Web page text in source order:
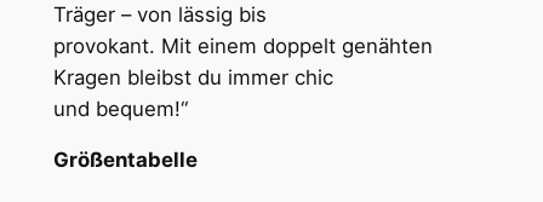
6
m
e
i
n
e
Träger – von lässig bis
provokant. Mit einem doppelt genähten
Kragen bleibst du immer chic
und bequem!“
Größentabelle